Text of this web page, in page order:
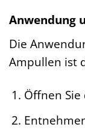
Anwendung
Die
Ampullen ist
Öffnen